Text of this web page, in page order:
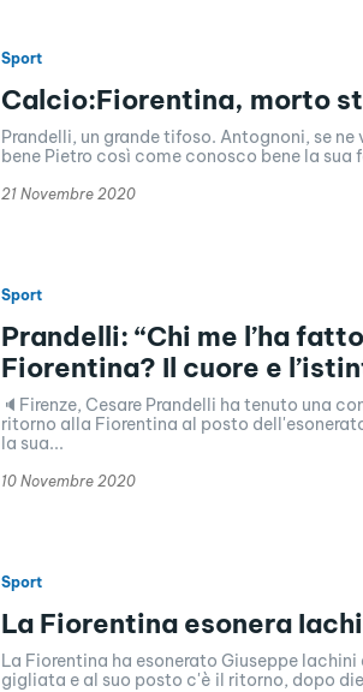
Sport
Calcio:Fiorentina, morto
Prandelli, un grande tifoso. Antognoni, se ne va
bene Pietro così come conosco bene la sua
21 Novembre 2020
Sport
Prandelli: “Chi me l’ha
Fiorentina? Il cuore e
🔈Firenze, Cesare Prandelli ha tenuto una
ritorno alla Fiorentina al posto
la sua...
10 Novembre 2020
Sport
La Fiorentina esonera
La Fiorentina ha esonerato Giuseppe
gigliata e al suo posto c'è il ritorno, dopo